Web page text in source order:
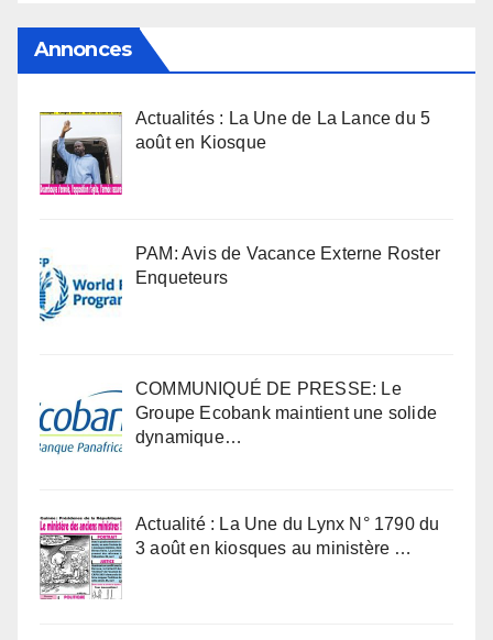
Annonces
Actualités : La Une de La Lance du 5
août en Kiosque
PAM: Avis de Vacance Externe Roster
Enqueteurs
COMMUNIQUÉ DE PRESSE: Le
Groupe Ecobank maintient une solide
dynamique…
Actualité : La Une du Lynx N° 1790 du
3 août en kiosques au ministère …